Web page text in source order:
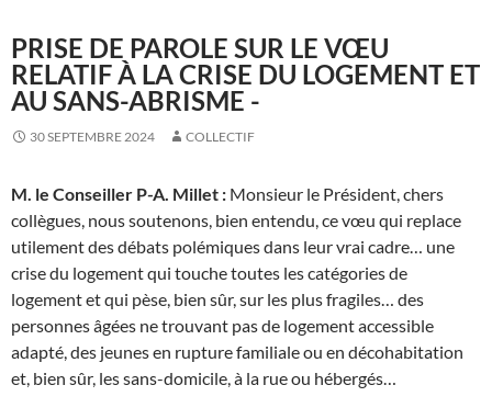
PRISE DE PAROLE SUR LE VŒU
RELATIF À LA CRISE DU LOGEMENT ET
AU SANS-ABRISME -
30 SEPTEMBRE 2024 COLLECTIF
M. le Conseiller P-A. Millet : Monsieur le Président, chers
collègues, nous soutenons, bien entendu, ce vœu qui replace
utilement des débats polémiques dans leur vrai cadre… une
crise du logement qui touche toutes les catégories de
logement et qui pèse, bien sûr, sur les plus fragiles… des
personnes âgées ne trouvant pas de logement accessible
adapté, des jeunes en rupture familiale ou en décohabitation
et, bien sûr, les sans-domicile, à la rue ou hébergés…